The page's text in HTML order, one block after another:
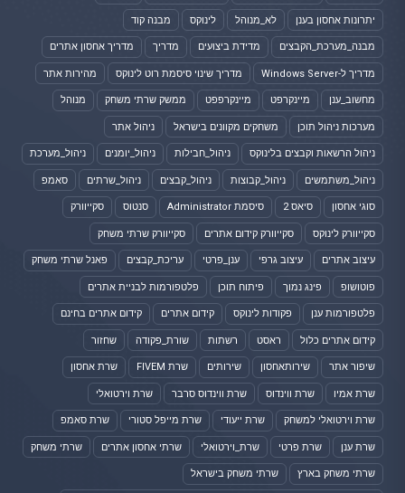
יתרונות אחסון בענן לא_מנוהל לינוקס מבנה קוד
מבנה_מערכת_הקבצים מדידת ביצועים מדריך מדריך אחסון אתרים
מדריך ל-Windows Server מדריך שינוי סיסמת רוט לינוקס מהירות אתר
מחשוב_ענן מיינקרפט מיינקרפפט ממשק שרתי משחק מנוהל
מערכות ניהול תוכן משחקים מקוונים בישראל ניהול אתר
ניהול הרשאות וקבצים בלינוקס ניהול_חבילות ניהול_יומנים ניהול_מערכת
ניהול_משתמשים ניהול_קבוצות ניהול_קבצים ניהול_שרתים סאמפ
סוגי אחסון סיאס 2 סיסמת Administrator סנטוס סקייוורק
סקייוורק לינוקס סקייוורק קידום אתרים סקייוורק שרתי משחק
עיצוב אתרים עיצוב גרפי ענן_פרטי עריכת_קבצים פאנל שרתי משחק
פוטושופ פינג נמוך פיתוח תוכן פלטפורמות לבניית אתרים
פלטפורמות ענן פקודות לינוקס קידום אתרים קידום אתרים בחינם
קידום אתרים כלול ראסט רשתות שורת_פקודה שחזור
שיפור אתר שירותאחסון שירותים שרת FIVEM שרת אחסון
שרת אמיו שרת ווינדוס שרת ווינדוס סרבר שרת וירטואלי
שרת וירטואלי למשחק שרת ייעודי שרת מייפל סטורי שרת סאמפ
שרת ענן שרת פרטי שרת_וירטואלי שרתי אחסון אתרים שרתי משחק
שרתי משחק בארץ שרתי משחק בישראל